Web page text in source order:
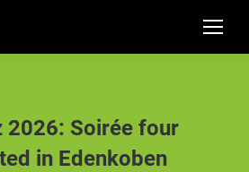
Suche:
2026: Soirée four
in Edenkoben